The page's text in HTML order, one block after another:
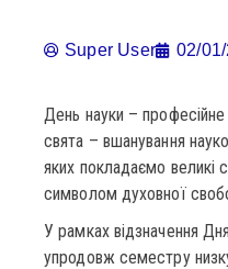
Super User 02/
День науки – професійне
свята – вшанування
яких покладаємо великі
символом духовної
У рамках відзначення
упродовж семестру низку